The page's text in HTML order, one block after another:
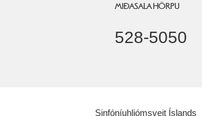
MIÐASALA HÖRPU
528-5050
Sinfóníuhljómsveit Íslands